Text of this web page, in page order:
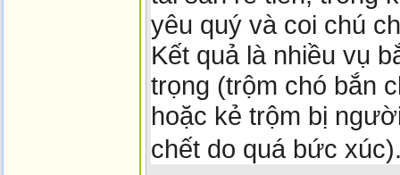
yêu quý và coi chú
Kết quả là nhiều vụ
trọng (trộm chó bắn
hoặc kẻ trộm bị
chết do quá bức